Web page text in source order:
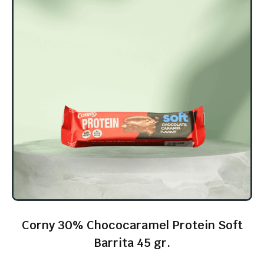
Corny 30% Chococaramel Protein Soft
Barrita 45 gr.